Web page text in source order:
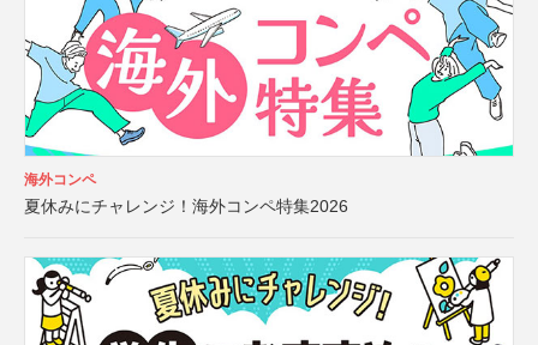
海外コンペ
夏休みにチャレンジ！海外コンペ特集2026